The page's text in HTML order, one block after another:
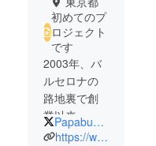
初めてのプ
ロジェクト
です
2003年、バ
ルセロナの
路地裏で創
業以来、た
ちまち世界
PapabubbleJ
https://www.papabubble.shop/